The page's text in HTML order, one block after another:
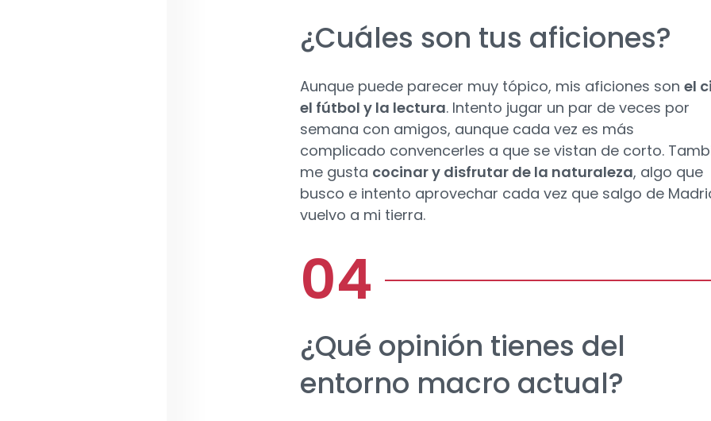
¿Cuáles son tus aficiones?
Aunque puede parecer muy tópico, mis aficiones son el
el fútbol y la lectura. Intento jugar un par de veces por
semana con amigos, aunque cada vez es más
complicado convencerles a que se vistan de corto.
me gusta cocinar y disfrutar de la naturaleza, algo que
busco e intento aprovechar cada vez que salgo de
vuelvo a mi tierra.
¿Qué opinión tienes del
entorno macro actual?